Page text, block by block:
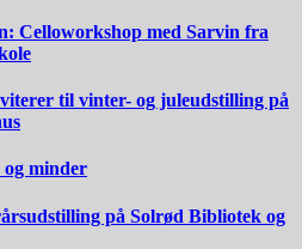
Celloworkshop med Sarvin fra
til vinter- og juleudstilling på
og minder
på Solrød Bibliotek og